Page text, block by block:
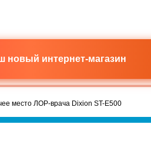
новый интернет-магазин
место ЛОР-врача Dixion ST-E500